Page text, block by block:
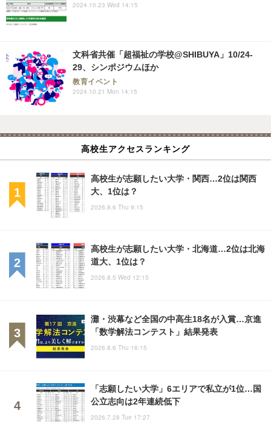
2024.10.23 Wed 14:15
文科省共催「超福祉の学校@SHIBUYA」10/24-
29、シンポジウムほか
教育イベント
2024.10.21 Mon 14:15
高校生アクセスランキング
高校生が志願したい大学・関西…2位は関西
大、1位は？
2026.8.6 Thu 9:15
高校生が志願したい大学・北海道…2位は北海
道大、1位は？
2026.8.5 Wed 12:15
灘・渋幕など全国の中高生18名が入賞…京進
「数学解法コンテスト」結果発表
2026.8.6 Thu 16:15
「志願したい大学」6エリアで私立が1位…国
公立志向は2年連続低下
2026.7.28 Tue 17:27